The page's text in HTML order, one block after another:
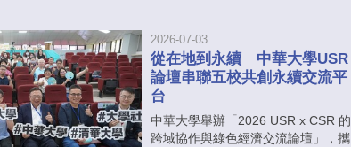
2026-07-03
從在地到永續 中華大學USR
論壇串聯五校共創永續交流平
台
中華大學舉辦「2026 USR x CSR 的
跨域協作與綠色經濟交流論壇」，攜